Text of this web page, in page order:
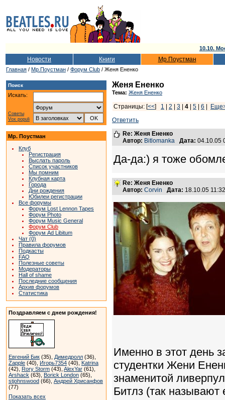
10.10.
Новости Книги Мр.Поустман
Главная / Мр.Поустман / Форум Club / Женя Ененко
Поиск
Искать:
Советы
Vox populi
Мр. Поустман
Клуб
Регистрация
Выслать пароль
Список участников
Мы помним
Клубная карта
Города
Дни рождения
Юбилеи регистрации
Все форумы
Форум Lost Lennon Tapes
Форум Photo
Форум Music General
Форум Club
Форум Ad Libitum
Чат (0)
Правила форумов
Подкасты
FAQ
Полезные советы
Модераторы
Hall of shame
Последние сообщения
Архив форумов
Статистика
Поздравляем с днем рождения!
Евгений Бик (35), Димедролл (36),
Zapple (40), Игорь7354 (40), Katrina
(42), Rory Storm (43), AlexYar (61),
Arshack (63), Borick London (65),
stjohnswood (66), Андрей Хрисанфов
(77)
Показать всех
Женя Ененко
Тема: Женя Ененко
Страницы: [<<] 1 2 3 4 5 6
Ответить
Re: Женя Ененко
Автор: Bitlomanka Дата:
Да-да:) я тоже
Re: Женя Ененко
Автор: Corvin Дата: 18.10.05
Именно в этот день
студентки Жени
знаменитой
Битлз (так называют